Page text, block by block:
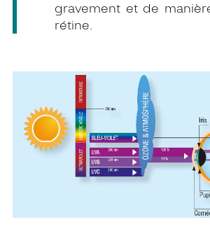
gravement et de
rétine.